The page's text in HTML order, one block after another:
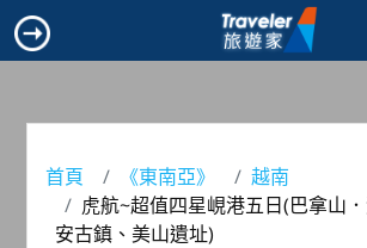
首頁 《東南亞》
越南
虎航~超值四星峴港五日(巴拿山
安古鎮、美山遺址)